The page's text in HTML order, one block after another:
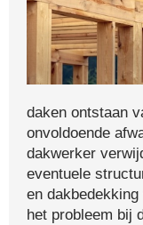
daken ontstaan
onvoldoende
dakwerker
eventuele
en
het probleem bij